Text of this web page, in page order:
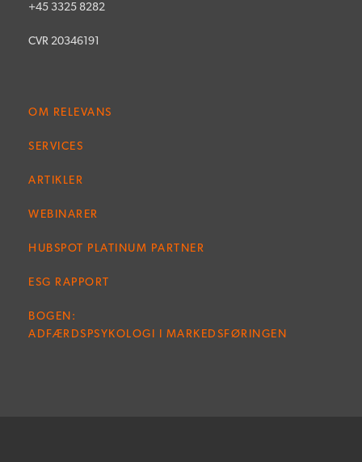
+45 3325 8282
CVR 20346191
OM RELEVANS
SERVICES
ARTIKLER
WEBINARER
HUBSPOT PLATINUM PARTNER
ESG RAPPORT
BOGEN:
ADFÆRDSPSYKOLOGI I MARKEDSFØRINGEN